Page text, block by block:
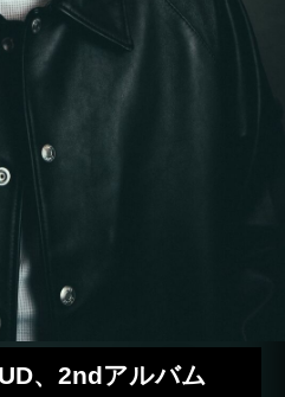
、2ndアルバム